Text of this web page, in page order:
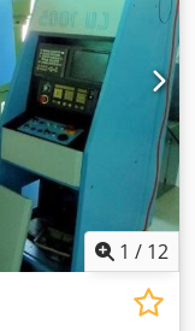
Gase:
Salzbad
1 / 12